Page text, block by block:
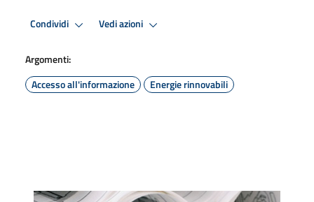
Condividi Vedi azioni
Argomenti:
Accesso all'informazione
Energie rinnovabili